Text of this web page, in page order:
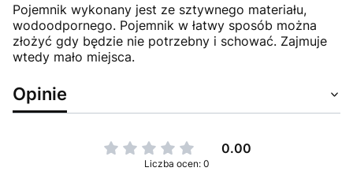
Pojemnik wykonany jest ze sztywnego materiału,
wodoodpornego. Pojemnik w łatwy sposób można
złożyć gdy będzie nie potrzebny i schować. Zajmuje
wtedy mało miejsca.
Opinie
0.00
Liczba ocen: 0